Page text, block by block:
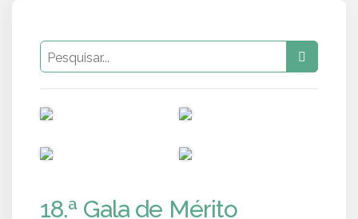
18.ª Gala de Mérito